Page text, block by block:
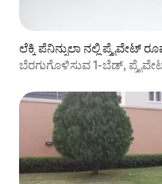
ಲೆಕ್ಕಿ ಪೆನಿನ್ಸುಲಾ ನಲ್ಲಿ ಪ್ರೈವೇಟ್
ಬೆರಗುಗೊಳಿಸುವ 1-ಬೆಡ್,